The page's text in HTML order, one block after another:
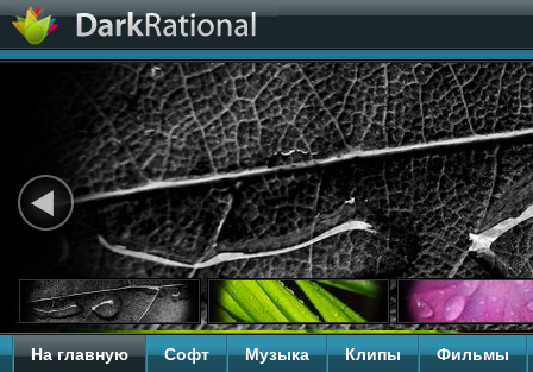
На главную Софт Музыка Клипы Фильмы